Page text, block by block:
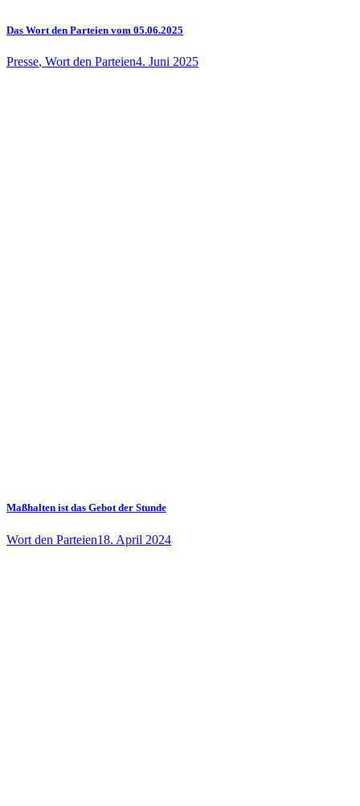
Das Wort den Parteien vom 05.06.2025
Presse, Wort den Parteien4. Juni 2025
Maßhalten ist das Gebot der Stunde
Wort den Parteien18. April 2024